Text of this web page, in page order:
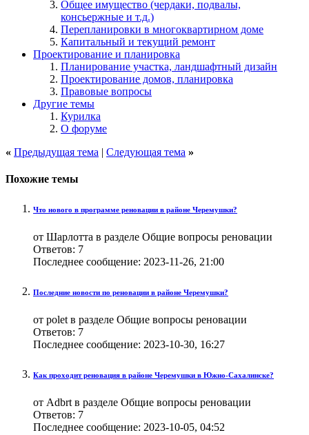
Общее имущество (чердаки, подвалы,
консьержные и т.д.)
Перепланировки в многоквартирном доме
Капитальный и текущий ремонт
Проектирование и планировка
Планирование участка, ландшафтный дизайн
Проектирование домов, планировка
Правовые вопросы
Другие темы
Курилка
О форуме
« Предыдущая тема | Следующая тема »
Похожие темы
Что нового в программе реновации в районе Черемушки?
от Шарлотта в разделе Общие вопросы реновации
Ответов: 7
Последнее сообщение: 2023-11-26, 21:00
Последние новости по реновации в районе Черемушки?
от polet в разделе Общие вопросы реновации
Ответов: 7
Последнее сообщение: 2023-10-30, 16:27
Как проходит реновация в районе Черемушки в Южно-Сахалинске?
от Adbrt в разделе Общие вопросы реновации
Ответов: 7
Последнее сообщение: 2023-10-05, 04:52